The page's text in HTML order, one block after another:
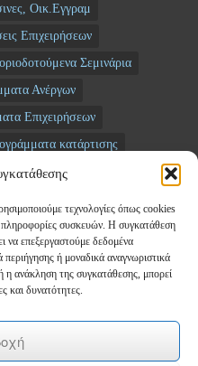
τεχνολογίες όπως cookies
συσκευών. Η συγκατάθεση
να επεξεργαστούμε δεδομένα
ή μοναδικά αναγνωριστικά
ανάκληση της συγκατάθεσης, μπορεί
και δυνατότητες.
Οικ.Εγγραμ
Επιχειρήσεων
Σεμινάρια
Ανέργων
Επιχειρήσεων
κατάρτισης